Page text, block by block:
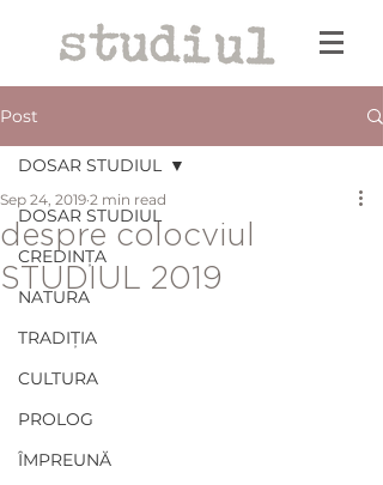
Post
DOSAR STUDIUL
CREDINȚA
NATURA
TRADIȚIA
CULTURA
PROLOG
ÎMPREUNĂ
DOSAR STUDIUL
despre colocviul
STUDIUL 2019
Sep 24, 2019 2 min read